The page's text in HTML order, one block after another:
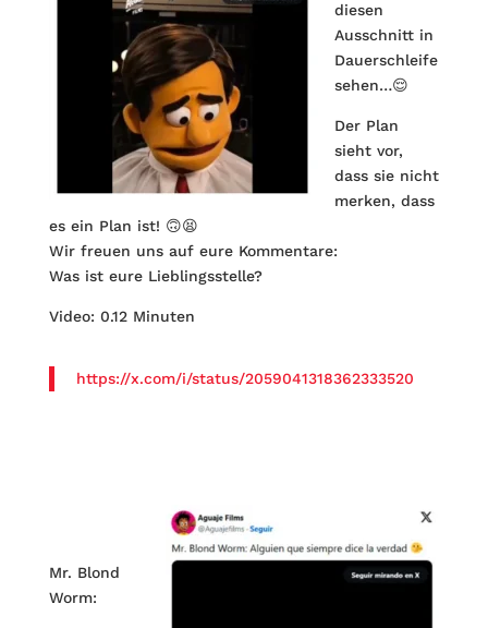
diesen
Ausschnitt in
Dauerschleife
sehen…😌
Der Plan
sieht vor,
dass sie nicht
merken, dass
es ein Plan ist! 🙃😫
Wir freuen uns auf eure Kommentare:
Was ist eure Lieblingsstelle?
Video: 0.12 Minuten
https://x.com/i/status/2059041318362333520
Mr. Blond
Worm: